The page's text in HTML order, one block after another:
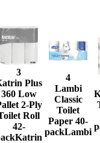
3
Plus
360 Low
2-Ply
Roll
42-
Katrin
4
Lambi
Classic
Toilet
Paper 40-
packLambi